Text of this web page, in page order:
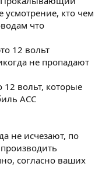
усмотрение, кто чем
что
12 вольт
не пропадают
вольт, которые
ACC
не исчезают, по
согласно ваших